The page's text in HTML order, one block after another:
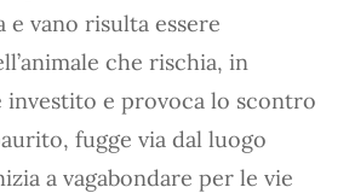
vano risulta essere
che rischia, in
investito e provoca lo scontro
fugge via dal luogo
a vagabondare per le vie